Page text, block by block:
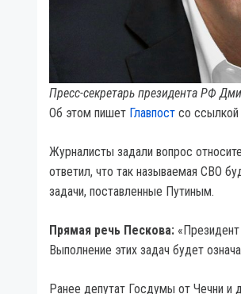
Пресс-секретарь президента РФ
Об этом пишет Главпост со ссылкой
Журналисты задали вопрос
ответил, что так называемая СВО
задачи, поставленные Путиным.
Прямая речь Пескова:
Выполнение этих задач будет
Ранее депутат Госдумы от Чечни